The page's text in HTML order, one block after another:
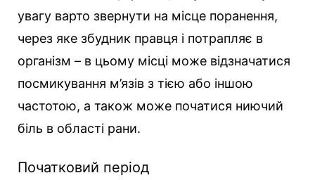
увагу варто звернути на місце поранення,
через яке збудник правця і потрапляє в
організм – в цьому місці може відзначатися
посмикування м’язів з тією або іншою
частотою, а також може початися ниючий
біль в області рани.
Початковий період